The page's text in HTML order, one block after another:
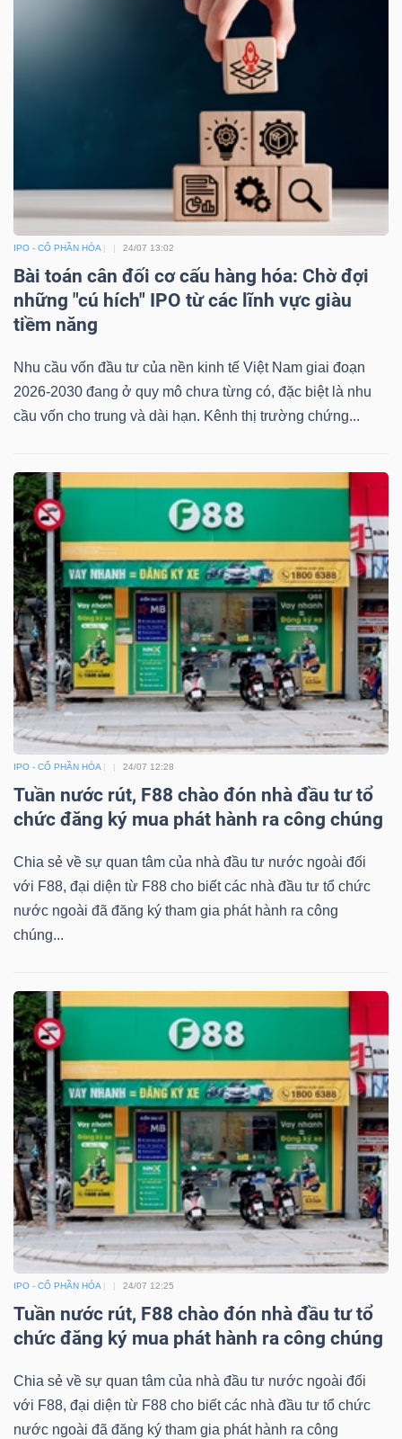
IPO - CỔ PHẦN HÓA 24/07 13:02
Bài toán cân đối cơ cấu hàng hóa: Chờ đợi
những "cú hích" IPO từ các lĩnh vực giàu
tiềm năng
Nhu cầu vốn đầu tư của nền kinh tế Việt Nam giai đoạn
2026-2030 đang ở quy mô chưa từng có, đặc biệt là nhu
cầu vốn cho trung và dài hạn. Kênh thị trường chứng...
IPO - CỔ PHẦN HÓA 24/07 12:28
Tuần nước rút, F88 chào đón nhà đầu tư tổ
chức đăng ký mua phát hành ra công chúng
Chia sẻ về sự quan tâm của nhà đầu tư nước ngoài đối
với F88, đại diện từ F88 cho biết các nhà đầu tư tổ chức
nước ngoài đã đăng ký tham gia phát hành ra công
chúng...
IPO - CỔ PHẦN HÓA 24/07 12:25
Tuần nước rút, F88 chào đón nhà đầu tư tổ
chức đăng ký mua phát hành ra công chúng
Chia sẻ về sự quan tâm của nhà đầu tư nước ngoài đối
với F88, đại diện từ F88 cho biết các nhà đầu tư tổ chức
nước ngoài đã đăng ký tham gia phát hành ra công